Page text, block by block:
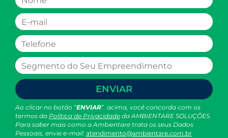
ENVIAR
Ao clicar no botão “ENVIAR” acima, você concorda com os
termos da Política de Privacidade da AMBIENTARE SOLUÇÕES.
Para saber mais como a Ambientare trata os seus Dados
Pessoais, envie e-mail: atendimento@ambientare.com.br